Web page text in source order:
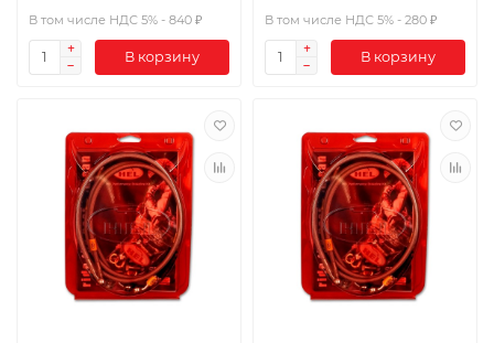
В том числе НДС 5% - 840 ₽
В корзину
В том числе НДС 5% - 280 ₽
В корзину